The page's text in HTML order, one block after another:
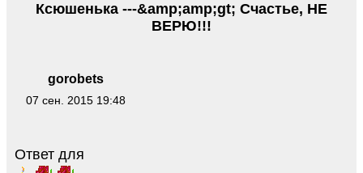
gorobets
07 сен. 2015 19:48
Ксюшенька ---&amp;amp;gt; Счастье, НЕ
ВЕРЮ!!!
Ответ для